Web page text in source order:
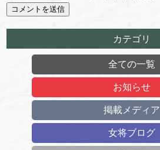
カテゴリ
全ての一覧
お知らせ
掲載メディア
女将ブログ